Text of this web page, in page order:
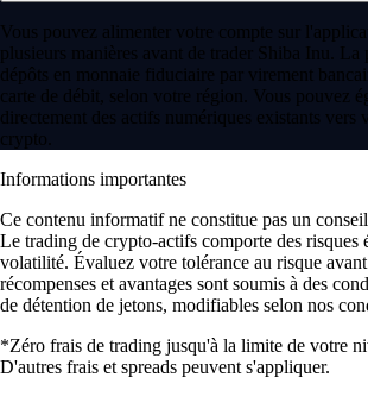
Vous pouvez alimenter votre compte sur
plusieurs manières avant de trader Shiba Inu. La
dépôts en monnaie fiduciaire par virement
carte de débit, selon votre région. Vous pouvez
directement des actifs numériques existants vers
crypto.
Informations importantes
Ce contenu informatif ne constitue pas un
Le trading de crypto-actifs comporte des risques
volatilité. Évaluez votre tolérance au risque
récompenses et avantages sont soumis à des
de détention de jetons, modifiables selon nos
*Zéro frais de trading jusqu'à la limite de votre
D'autres frais et spreads peuvent s'appliquer.